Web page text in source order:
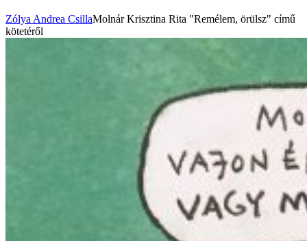
Zólya Andrea CsillaMolnár Krisztina Rita "Remélem, örülsz" című
kötetéről